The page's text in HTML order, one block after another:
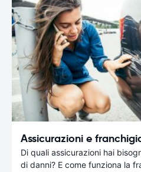
Assicurazioni e
Di quali assicurazioni hai
di danni? E come funziona la